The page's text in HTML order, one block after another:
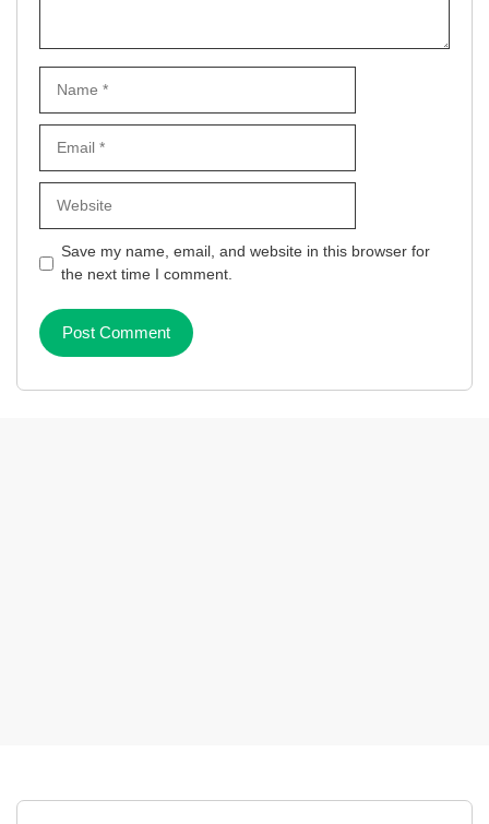
Save my name, email, and website in this browser for
the next time I comment.